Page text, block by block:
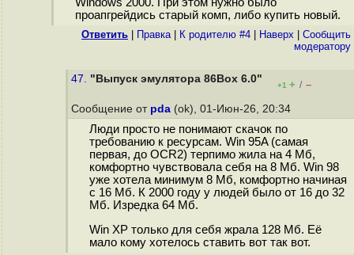
проапгрейдись старый комп, либо купить новый.
Ответить Правка| К родителю #4 Наверх
Cообщить
модератору
47. "Выпуск эмулятора 86Box 6.0"
+1 + / –
Сообщение от pda (ok), 01-Июн-26, 20:34
Люди просто не понимают скачок по
требованию к ресурсам. Win 95A (самая
первая, до OCR2) терпимо жила на 4 Мб,
комфортно чувствовала себя на 8 Мб. Win 98
уже хотела минимум 8 Мб, комфортно начиная
с 16 Мб. К 2000 году у людей было от 16 до 32
Мб. Изредка 64 Мб.
Win XP только для себя жрала 128 Мб. Её
мало кому хотелось ставить вот так вот.